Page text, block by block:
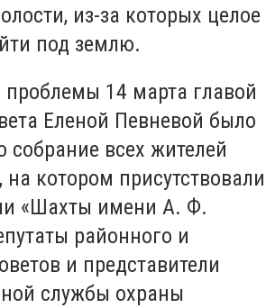
из-за которых целое
под землю.
14 марта главой
Еленой Певневой было
собрание всех жителей
на котором присутствовали
«Шахты имени А. Ф.
районного и
и представители
службы охраны